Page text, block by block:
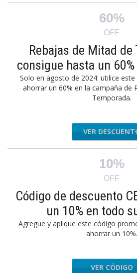
60%
OFF
Rebajas de Mitad de
consigue hasta un
Solo en agosto de 2024: utilice este
ahorrar un 60% en la campaña de
Temporada.
VER
10%
OFF
Código de descuento
un 10% en todo
Agregue y aplique este código
ahorrar un 10%.
VER CÓDIGO